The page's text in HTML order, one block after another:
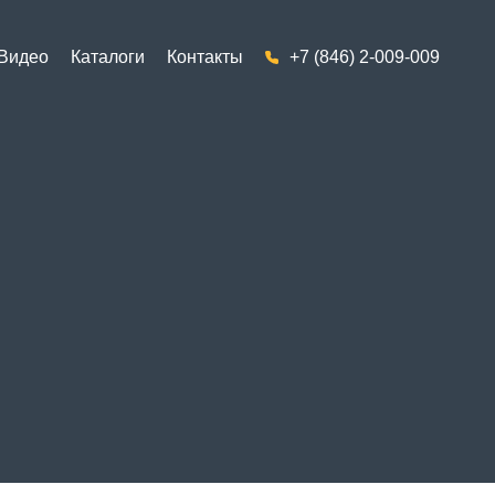
Видео Каталоги Контакты +7 (846) 2-009-009